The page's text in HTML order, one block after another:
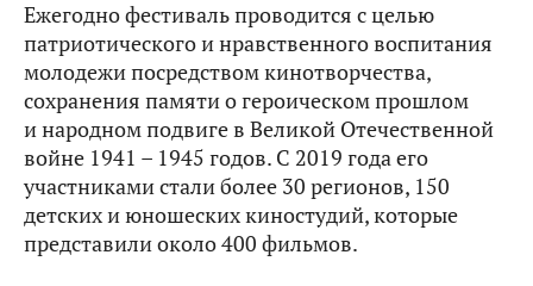
Ежегодно фестиваль проводится с целью
патриотического и нравственного воспитания
молодежи посредством кинотворчества,
сохранения памяти о героическом прошлом
и народном подвиге в Великой Отечественной
войне 1941 – 1945 годов. С 2019 года его
участниками стали более 30 регионов, 150
детских и юношеских киностудий, которые
представили около 400 фильмов.